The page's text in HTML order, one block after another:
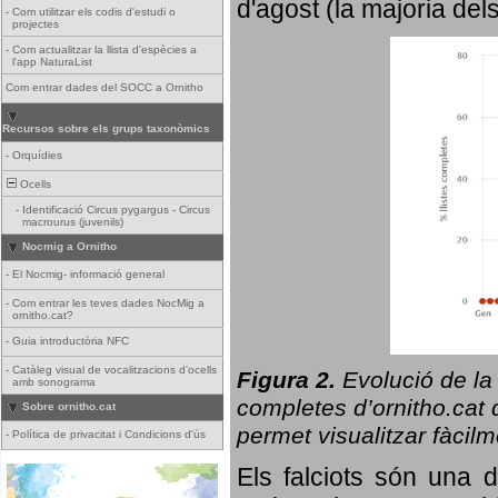
- Com utilitzar els codis d'estudi o
projectes
- Com actualitzar la llista d'espècies a
l'app NaturaList
Com entrar dades del SOCC a Ornitho
Recursos sobre els grups taxonòmics
- Orquídies
Ocells
- Identificació Circus pygargus - Circus
macrourus (juvenils)
Nocmig a Ornitho
- El Nocmig- informació general
- Com entrar les teves dades NocMig a
ornitho.cat?
- Guia introductòria NFC
- Catàleg visual de vocalitzacions d'ocells
amb sonograma
Sobre ornitho.cat
- Política de privacitat i Condicions d'ús
d'agost (la majoria
Figura 2. Evolució de la
completes d’ornitho.cat
permet visualitzar
Els falciots són una